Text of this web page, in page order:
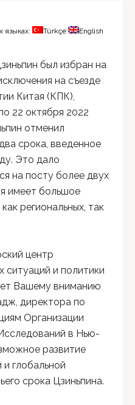
языках: Türkçe English
был избран на
на съезде
Китая (КПК),
22 октября 2022
отменил
срока, введенное
Это дало
на посту более двух
имеет большое
региональных, так
центр
ситуаций и политики
Вашему вниманию
директора по
Организации
в Нью-
развитие
глобальной
срока Цзиньпина.